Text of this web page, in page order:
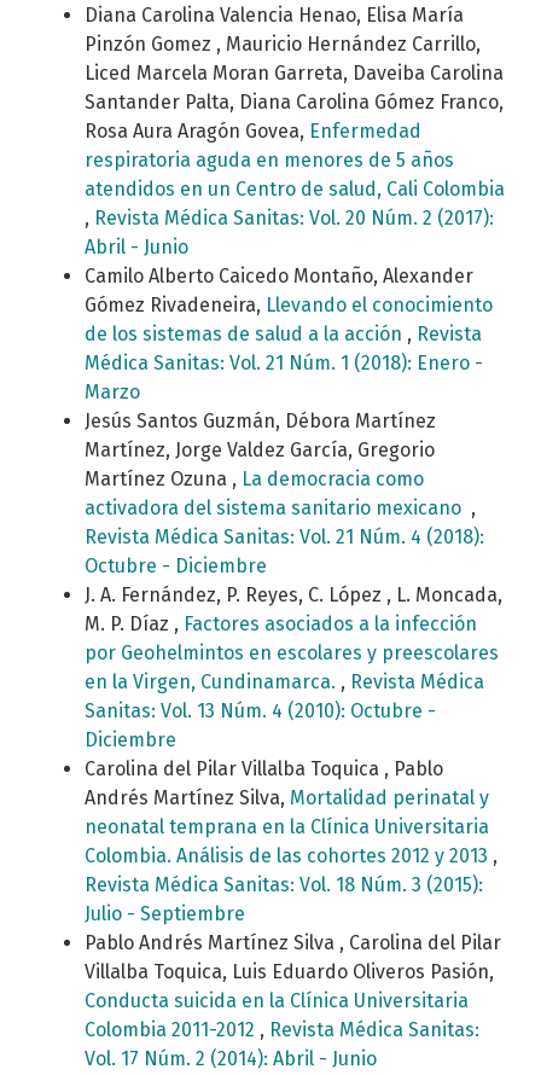
Diana Carolina Valencia Henao, Elisa María
Pinzón Gomez , Mauricio Hernández Carrillo,
Liced Marcela Moran Garreta, Daveiba Carolina
Santander Palta, Diana Carolina Gómez Franco,
Rosa Aura Aragón Govea, Enfermedad
respiratoria aguda en menores de 5 años
atendidos en un Centro de salud, Cali Colombia
, Revista Médica Sanitas: Vol. 20 Núm. 2 (2017):
Abril - Junio
Camilo Alberto Caicedo Montaño, Alexander
Gómez Rivadeneira, Llevando el conocimiento
de los sistemas de salud a la acción , Revista
Médica Sanitas: Vol. 21 Núm. 1 (2018): Enero -
Marzo
Jesús Santos Guzmán, Débora Martínez
Martínez, Jorge Valdez García, Gregorio
Martínez Ozuna , La democracia como
activadora del sistema sanitario mexicano ,
Revista Médica Sanitas: Vol. 21 Núm. 4 (2018):
Octubre - Diciembre
J. A. Fernández, P. Reyes, C. López , L. Moncada,
M. P. Díaz , Factores asociados a la infección
por Geohelmintos en escolares y preescolares
en la Virgen, Cundinamarca. , Revista Médica
Sanitas: Vol. 13 Núm. 4 (2010): Octubre -
Diciembre
Carolina del Pilar Villalba Toquica , Pablo
Andrés Martínez Silva, Mortalidad perinatal y
neonatal temprana en la Clínica Universitaria
Colombia. Análisis de las cohortes 2012 y 2013 ,
Revista Médica Sanitas: Vol. 18 Núm. 3 (2015):
Julio - Septiembre
Pablo Andrés Martínez Silva , Carolina del Pilar
Villalba Toquica, Luis Eduardo Oliveros Pasión,
Conducta suicida en la Clínica Universitaria
Colombia 2011-2012 , Revista Médica Sanitas:
Vol. 17 Núm. 2 (2014): Abril - Junio